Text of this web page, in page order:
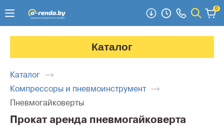
0
Каталог
Каталог
Компрессоры и пневмоинструмент
Пневмогайковерты
Прокат аренда пневмогайковерта